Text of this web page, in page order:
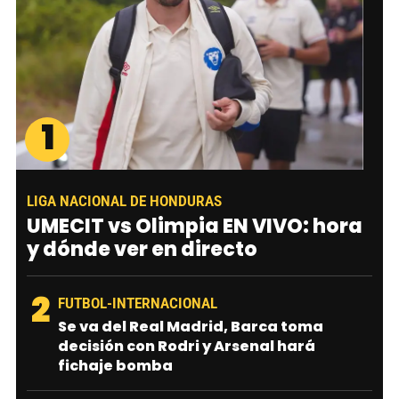
1
LIGA NACIONAL DE HONDURAS
UMECIT vs Olimpia EN VIVO: hora
y dónde ver en directo
2 FUTBOL-INTERNACIONAL
Se va del Real Madrid, Barca toma
decisión con Rodri y Arsenal hará
fichaje bomba